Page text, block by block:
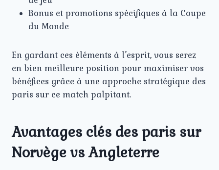
Bonus et promotions spécifiques à la Coupe
du Monde
En gardant ces éléments à l’esprit, vous serez
en bien meilleure position pour maximiser vos
bénéfices grâce à une approche stratégique des
paris sur ce match palpitant.
Avantages clés des paris sur
Norvège vs Angleterre